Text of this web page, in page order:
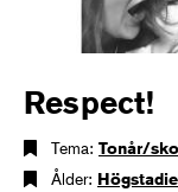
Respect!
Tema: Tonår/
Ålder: